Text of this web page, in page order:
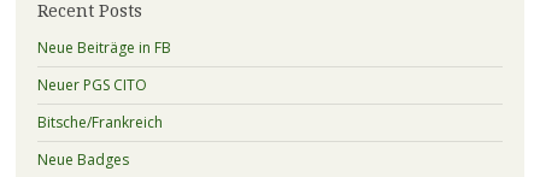
Recent Posts
Neue Beiträge in FB
Neuer PGS CITO
Bitsche/Frankreich
Neue Badges